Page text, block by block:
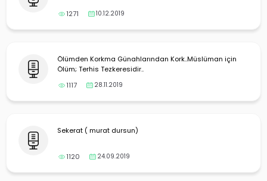
1271 10.12.2019
Ölümden Korkma Günahlarından Kork..Müslüman için
Ölüm; Terhis Tezkeresidir..
1117
28.11.2019
Sekerat ( murat dursun)
1120 24.09.2019